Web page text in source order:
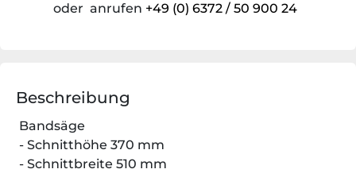
oder anrufen +49 (0) 6372 / 50 900 24
Beschreibung
Bandsäge
- Schnitthöhe 370 mm
- Schnittbreite 510 mm